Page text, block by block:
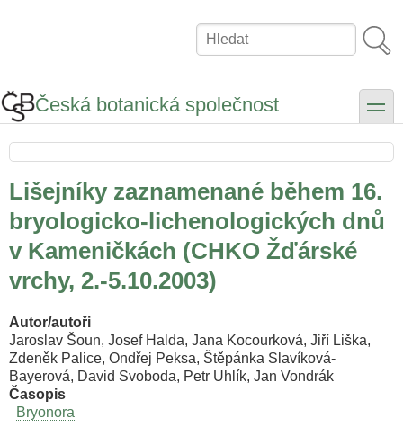
Hledat
Česká botanická společnost toggle
Lišejníky zaznamenané během 16.
bryologicko-lichenologických dnů
v Kameničkách (CHKO Žďárské
vrchy, 2.-5.10.2003)
Autor/autoři
Jaroslav Šoun, Josef Halda, Jana Kocourková, Jiří Liška,
Zdeněk Palice, Ondřej Peksa, Štěpánka Slavíková-
Bayerová, David Svoboda, Petr Uhlík, Jan Vondrák
Časopis
Bryonora